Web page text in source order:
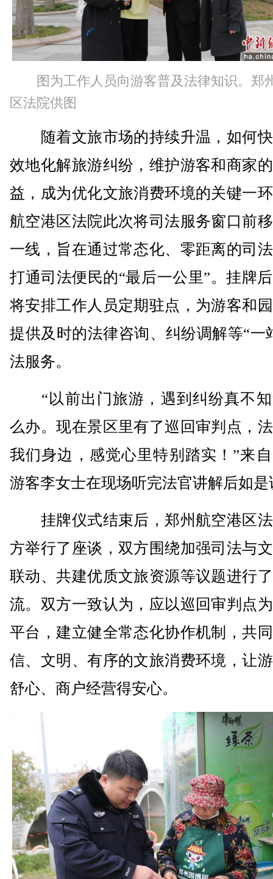
图为工作人员向游客普及法律知识。郑
区法院供图
随着文旅市场的持续升温，如何
效地化解旅游纠纷，维护游客和商家
益，成为优化文旅消费环境的关键一
航空港区法院此次将司法服务窗口前
一线，旨在通过常态化、零距离的司
打通司法便民的“最后一公里”。挂牌
将安排工作人员定期驻点，为游客和
提供及时的法律咨询、纠纷调解等“一
法服务。
“以前出门旅游，遇到纠纷真不知
么办。现在景区里有了巡回审判点，
我们身边，感觉心里特别踏实！”来
游客李女士在现场听完法官讲解后如是
挂牌仪式结束后，郑州航空港区
方举行了座谈，双方围绕加强司法与
联动、共建优质文旅资源等议题进行
流。双方一致认为，应以巡回审判点
平台，建立健全常态化协作机制，共
信、文明、有序的文旅消费环境，让
舒心、商户经营得安心。